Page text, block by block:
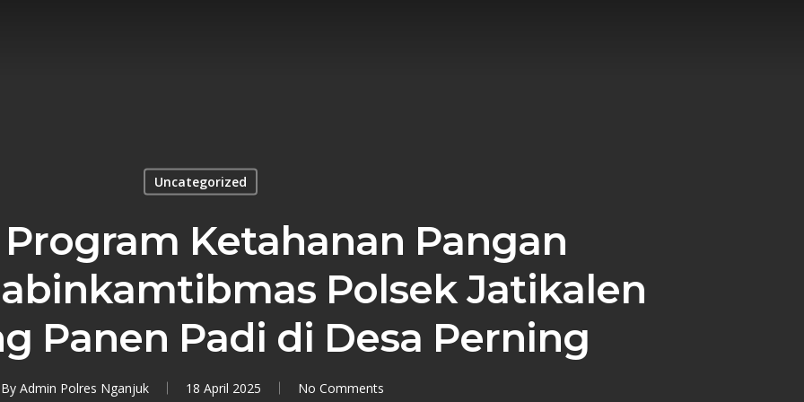
Uncategorized
Ketahanan Pangan
Polsek Jatikalen
Panen Padi di Desa Perning
By Admin Polres Nganjuk 18 April 2025 No Comments